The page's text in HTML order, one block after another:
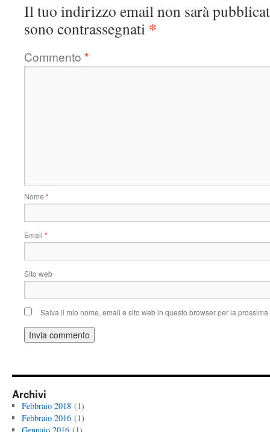
Il tuo indirizzo email non sarà
sono contrassegnati *
Commento *
Nome *
Email *
Sito web
Salva il mio nome, email e sito web in questo browser per la
Archivi
Febbraio 2018(1)
Febbraio 2016(1)